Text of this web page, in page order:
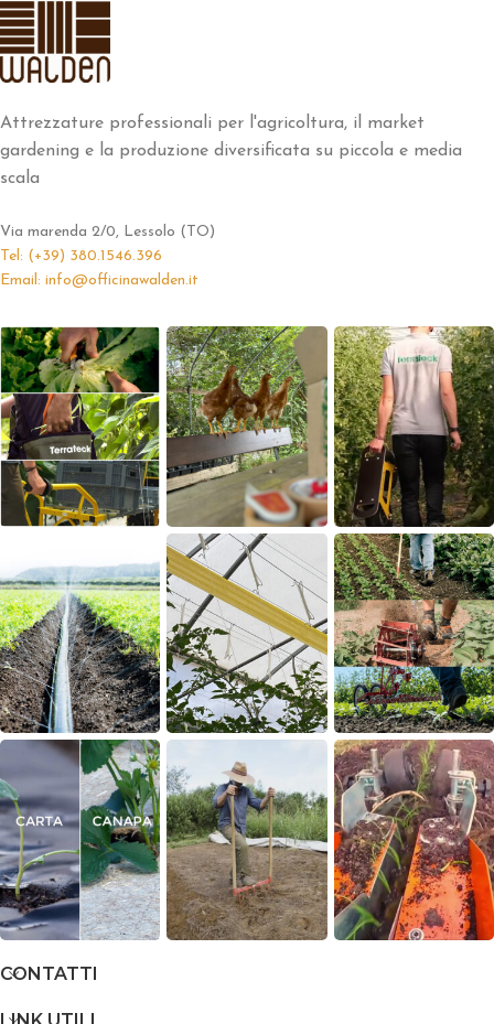
Attrezzature professionali per l'agricoltura, il market
gardening e la produzione diversificata su piccola e media
scala
Via marenda 2/0, Lessolo (TO)
Tel: (+39) 380.1546.396
Email: info@officinawalden.it
CONTATTI